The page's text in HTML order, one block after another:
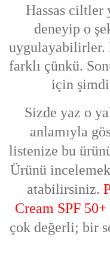
Hassas ciltler
deneyip o
uygulayabilirler.
farklı çünkü.
için
Sizde yaz o
anlamıyla
listenize bu
Ürünü
atabilirsiniz.
Cream SPF 50+
çok değerli; bir